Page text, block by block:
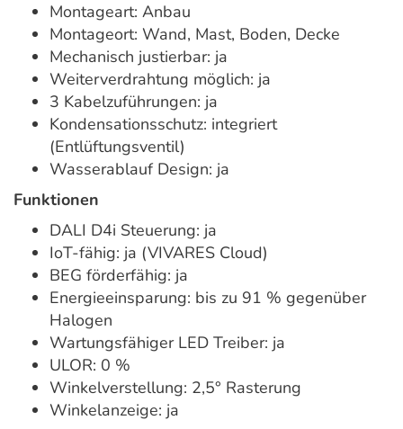
Montageart: Anbau
Montageort: Wand, Mast, Boden, Decke
Mechanisch justierbar: ja
Weiterverdrahtung möglich: ja
3 Kabelzuführungen: ja
Kondensationsschutz: integriert
(Entlüftungsventil)
Wasserablauf Design: ja
Funktionen
DALI D4i Steuerung: ja
IoT-fähig: ja (VIVARES Cloud)
BEG förderfähig: ja
Energieeinsparung: bis zu 91 % gegenüber
Halogen
Wartungsfähiger LED Treiber: ja
ULOR: 0 %
Winkelverstellung: 2,5° Rasterung
Winkelanzeige: ja